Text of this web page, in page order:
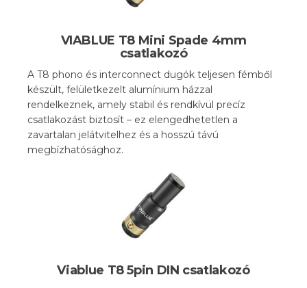
VIABLUE T8 Mini Spade 4mm
csatlakozó
A T8 phono és interconnect dugók teljesen fémből
készült, felületkezelt alumínium házzal
rendelkeznek, amely stabil és rendkívül precíz
csatlakozást biztosít – ez elengedhetetlen a
zavartalan jelátvitelhez és a hosszú távú
megbízhatósághoz.
Viablue T8 5pin DIN csatlakozó